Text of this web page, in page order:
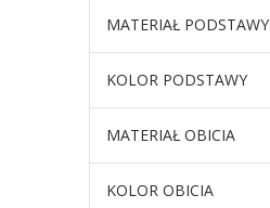
MATERIAŁ PODSTAWY
KOLOR PODSTAWY
MATERIAŁ OBICIA
KOLOR OBICIA